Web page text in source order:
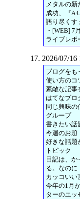
メタルの
成功、『A
語り尽くす
・[WEB] 7
ライブレポ
2026/07/16
ブログをも
使い方のコ
素敵な記事
はてなブロ
同じ興味の
グループ
書きたい話
今週のお題
好きな話題
トピック
日記は、
る。なの
カッコいい
今年の1月
ターのエッ